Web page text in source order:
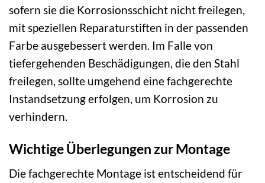
sofern sie die Korrosionsschicht nicht freilegen,
mit speziellen Reparaturstiften in der passenden
Farbe ausgebessert werden. Im Falle von
tiefergehenden Beschädigungen, die den Stahl
freilegen, sollte umgehend eine fachgerechte
Instandsetzung erfolgen, um Korrosion zu
verhindern.
Wichtige Überlegungen zur Montage
Die fachgerechte Montage ist entscheidend für